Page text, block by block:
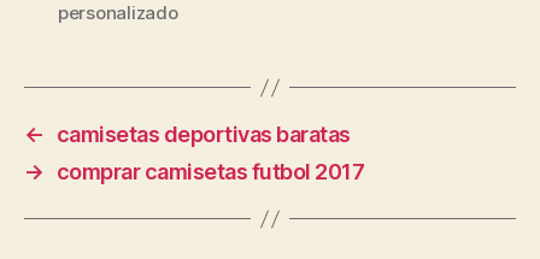
personalizado
←
camisetas deportivas baratas
→
comprar camisetas futbol 2017